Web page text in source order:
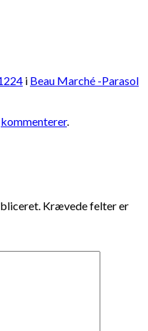
i Beau Marché -Parasol
kommenterer.
Krævede felter er